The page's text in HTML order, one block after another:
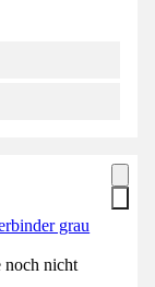
grau
nicht